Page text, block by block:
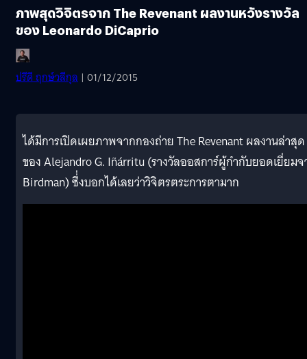
ภาพสุดวิจิตรจาก The Revenant ผลงานหวังรางวัล
ของ Leonardo DiCaprio
ปรีดี ฤกษ์วลีกุล | 01/12/2015
ได้มีการเปิดเผยภาพจากกองถ่าย The Revenant ผลงานล่าสุด
ของ Alejandro G. Iñárritu (รางวัลออสการ์ผู้กำกับยอดเยี่ยม
Birdman) ซึ่่งบอกได้เลยว่าวิจิตรตระการตามาก